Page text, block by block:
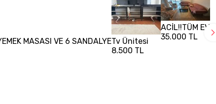
MASASI VE 6 SANDALYETv Ünitesi
8.500 TL
ACİL!!TÜM EV
35.000 TL